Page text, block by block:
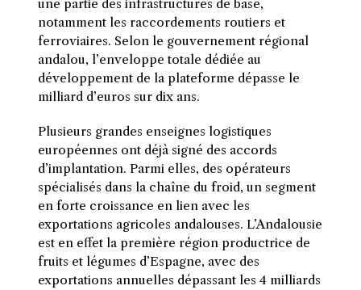
une partie des infrastructures de base,
notamment les raccordements routiers et
ferroviaires. Selon le gouvernement régional
andalou, l’enveloppe totale dédiée au
développement de la plateforme dépasse le
milliard d’euros sur dix ans.
Plusieurs grandes enseignes logistiques
européennes ont déjà signé des accords
d’implantation. Parmi elles, des opérateurs
spécialisés dans la chaîne du froid, un segment
en forte croissance en lien avec les
exportations agricoles andalouses. L’Andalousie
est en effet la première région productrice de
fruits et légumes d’Espagne, avec des
exportations annuelles dépassant les 4 milliards